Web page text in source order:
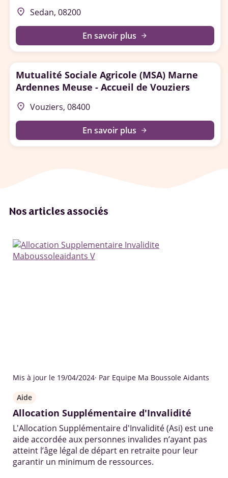
place Sedan, 08200
En savoir plus arrow_forward
Mutualité Sociale Agricole (MSA) Marne
Ardennes Meuse - Accueil de Vouziers
place Vouziers, 08400
En savoir plus arrow_forward
Nos articles associés
Mis à jour le 19/04/2024· Par Equipe Ma Boussole Aidants
Aide
Allocation Supplémentaire d'Invalidité
L'Allocation Supplémentaire d'Invalidité (Asi) est une
aide accordée aux personnes invalides n’ayant pas
atteint l’âge légal de départ en retraite pour leur
garantir un minimum de ressources.